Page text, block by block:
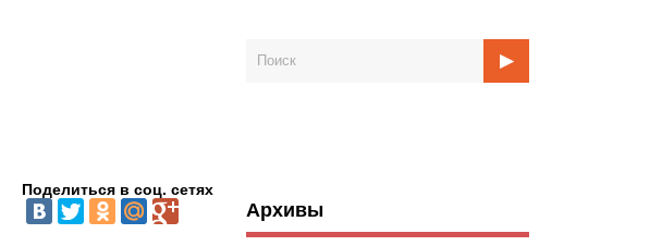
Поделиться в соц. сетях
Архивы